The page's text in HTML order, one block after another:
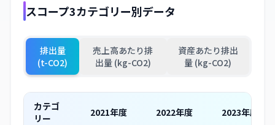
スコープ3カテゴリー別データ
排出量
(t-CO2)
売上高あたり排
出量 (kg-CO2)
資産あたり排出
量 (kg-CO2)
カテゴ
リー
2021年度 2022年度 2023年度